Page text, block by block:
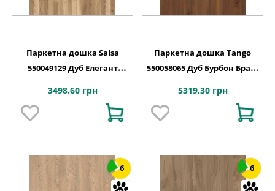
Паркетна дошка Salsa
550049129 Дуб Елегант
3498.60 грн
Паркетна дошка Tango
550058065 Дуб Бурбон Браш
5319.30 грн
6 6